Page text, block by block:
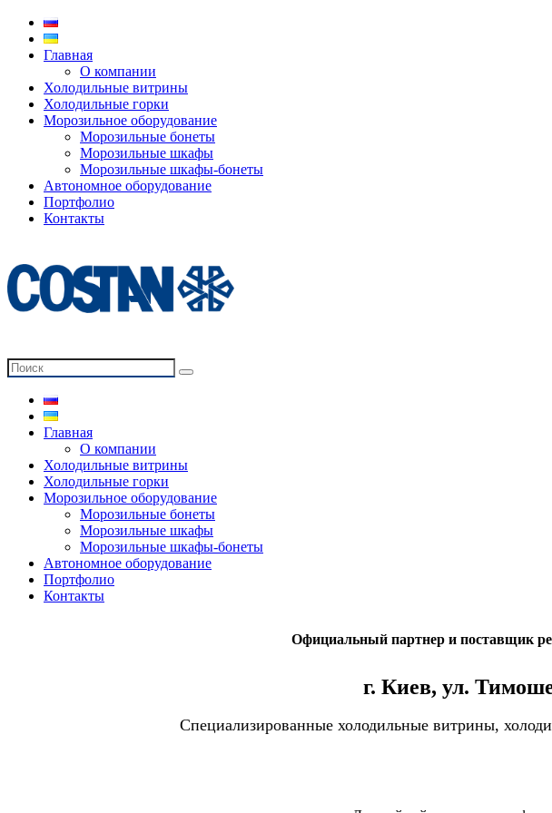
Главная
О компании
Холодильные витрины
Холодильные горки
Морозильное оборудование
Морозильные бонеты
Морозильные шкафы
Морозильные шкафы-бонеты
Автономное оборудование
Портфолио
Контакты
Главная
О компании
Холодильные витрины
Холодильные горки
Морозильное оборудование
Морозильные бонеты
Морозильные шкафы
Морозильные шкафы-бонеты
Автономное оборудование
Портфолио
Контакты
Официальный партнер и поставщик
г. Киев, ул.
Специализированные холодильные витрины,